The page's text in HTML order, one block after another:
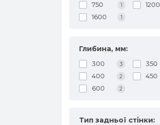
750 1 1200
1600 1
Глибина, мм:
300 3 350
400 2 450
600 2
Тип задньої стінки: